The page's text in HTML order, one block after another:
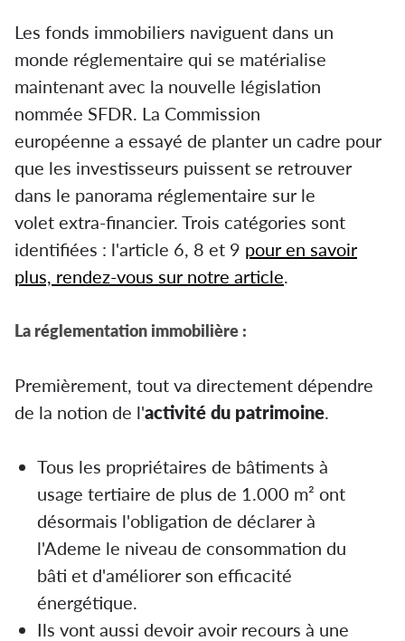
Les fonds immobiliers naviguent dans un
monde réglementaire qui se matérialise
maintenant avec la nouvelle législation
nommée SFDR. La Commission
européenne a essayé de planter un cadre pour
que les investisseurs puissent se retrouver
dans le panorama réglementaire sur le
volet extra-financier. Trois catégories sont
identifiées : l'article 6, 8 et 9 pour en savoir
plus, rendez-vous sur notre article
La réglementation immobilière :
Premièrement, tout va directement dépendre
de la notion de l'activité du patrimoine
Tous les propriétaires de bâtiments à
usage tertiaire de plus de 1.000 m² ont
désormais l'obligation de déclarer à
l'Ademe le niveau de consommation du
bâti et d'améliorer son efficacité
énergétique.
Ils vont aussi devoir avoir recours à une